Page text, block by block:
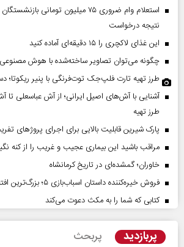
استعلام وام ضروری ۷۵ میلیون
نتیجه درخواست
این غذای لاکچری را ۱۵ دقیقه‌ای آماده کنید
چگونه می‌توان تصاویر ساخته‌شده با هوش
طرز تهیه تارت فلپ‌جک توت‌فرنگی با پنیر
آشنایی با آش‌های اصیل ایرانی؛ از آش عباسعلی
طرز تهیه
پارک شیرین قابلیت‌ بالایی برای اجرای پروژهای
مراقب باشید این بیماری عجیب و غریب را از کنه
خاوران؛ گمشده‌ای در تاریخ کرمانشاه
فروش خیره‌کننده داستان اسباب‌بازی ۵؛ بزرگ‌ترین افتتاحیه سال برای پیکسار
کتابی که شما را به مکث دعوت می‌کند
پربازدید پربحث